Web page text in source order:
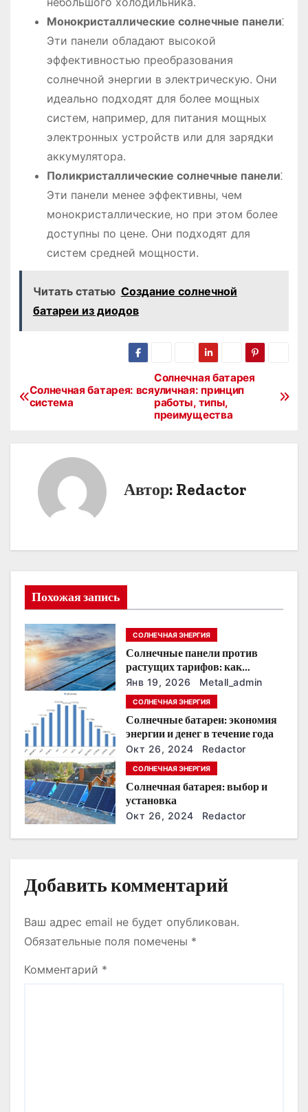
Монокристаллические солнечные панели⁚
Эти панели обладают высокой
эффективностью преобразования
солнечной энергии в электрическую. Они
идеально подходят для более мощных
систем‚ например‚ для питания мощных
электронных устройств или для зарядки
аккумулятора.
Поликристаллические солнечные панели⁚
Эти панели менее эффективны‚ чем
монокристаллические‚ но при этом более
доступны по цене. Они подходят для
систем средней мощности.
Читать статью Создание солнечной
батареи из диодов
Н
ц
я
п
о
з
п
и
с
я
Солнечная батарея
уличная: принцип
работы, типы,
преимущества
Солнечная батарея: вся
система
Автор: Redactor
Похожая запись
СОЛНЕЧНАЯ ЭНЕРГИЯ
Солнечные панели против
растущих тарифов: как
сохранить
энергонезависимость в
ближайшие годы
Янв 19, 2026 Metall_admin
СОЛНЕЧНАЯ ЭНЕРГИЯ
Солнечные батареи: экономия
энергии и денег в течение года
Окт 26, 2024 Redactor
СОЛНЕЧНАЯ ЭНЕРГИЯ
Солнечная батарея: выбор и
установка
Окт 26, 2024 Redactor
Добавить комментарий
Ваш адрес email не будет опубликован.
Обязательные поля помечены *
Комментарий *